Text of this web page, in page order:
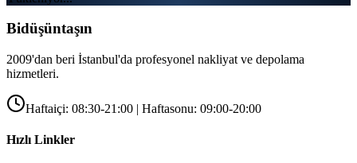
Bidüşüntaşın
2009'dan beri İstanbul'da profesyonel nakliyat ve depolama
hizmetleri.
Haftaiçi: 08:30-21:00 | Haftasonu: 09:00-20:00
Hızlı Linkler